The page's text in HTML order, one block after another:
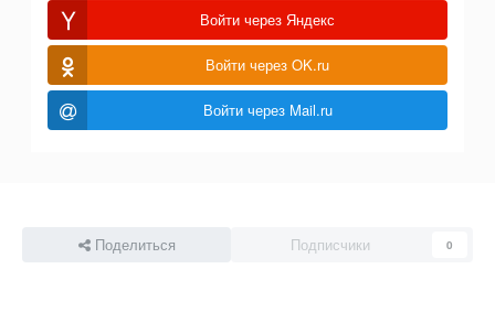
Войти через Яндекс
Войти через OK.ru
Войти через Mail.ru
Поделиться Подписчики 0